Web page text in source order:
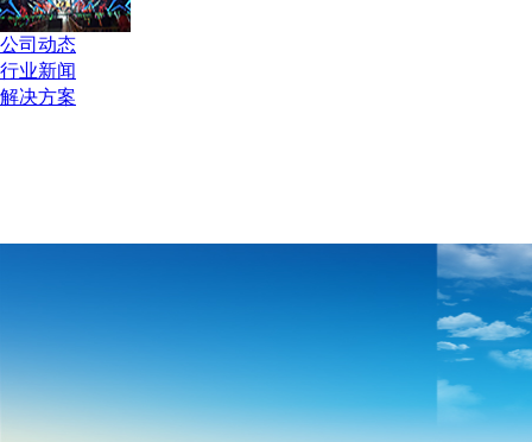
公司动态
行业新闻
解决方案